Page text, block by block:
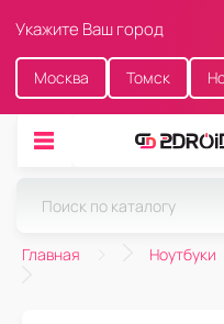
Укажите Ваш город
Москва Томск
Главная Ноутбуки